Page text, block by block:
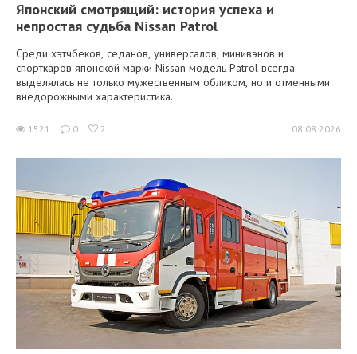
Японский смотрящий: история успеха и
непростая судьба Nissan Patrol
Среди хэтчбеков, седанов, универсалов, минивэнов и
спорткаров японской марки Nissan модель Patrol всегда
выделялась не только мужественным обликом, но и отменными
внедорожными характеристика...
1521 0 2 08.08.2026